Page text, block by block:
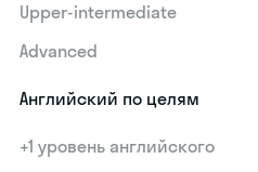
Upper-intermediate
Advanced
Английский по целям
+1 уровень английского